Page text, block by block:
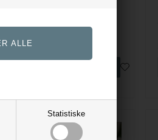
Statistiske
7.049,00 DKK
Evt. leverings omk. tilægges